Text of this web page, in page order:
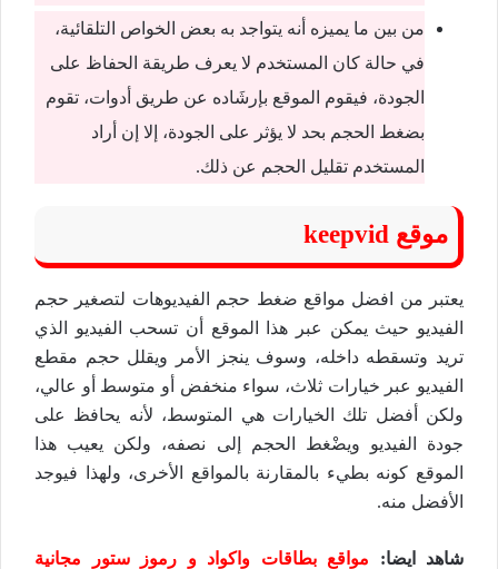
من بين ما يميزه أنه يتواجد به بعض الخواص التلقائية،
في حالة كان المستخدم لا يعرف طريقة الحفاظ على
الجودة، فيقوم الموقع بإرشَاده عن طريق أدوات، تقوم
بضغط الحجم بحد لا يؤثر على الجودة، إلا إن أراد
المستخدم تقليل الحجم عن ذلك.
موقع keepvid
يعتبر من افضل مواقع ضغط حجم الفيديوهات لتصغير حجم
الفيديو حيث يمكن عبر هذا الموقع أن تسحب الفيديو الذي
تريد وتسقطه داخله، وسوف ينجز الأمر ويقلل حجم مقطع
الفيديو عبر خيارات ثلاث، سواء منخفض أو متوسط أو عالي،
ولكن أفضل تلك الخيارات هي المتوسط، لأنه يحافظ على
جودة الفيديو ويضْغط الحجم إلى نصفه، ولكن يعيب هذا
الموقع كونه بطيء بالمقارنة بالمواقع الأخرى، ولهذا فيوجد
الأفضل منه.
شاهد ايضا: مواقع بطاقات واكواد و رموز ستور مجانية